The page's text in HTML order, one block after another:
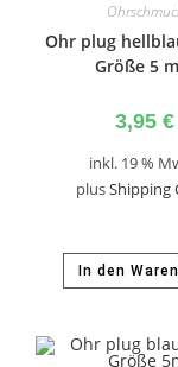
Ohr plug
Größe 5
3,95 €
inkl. 19 %
plusShipping
In den